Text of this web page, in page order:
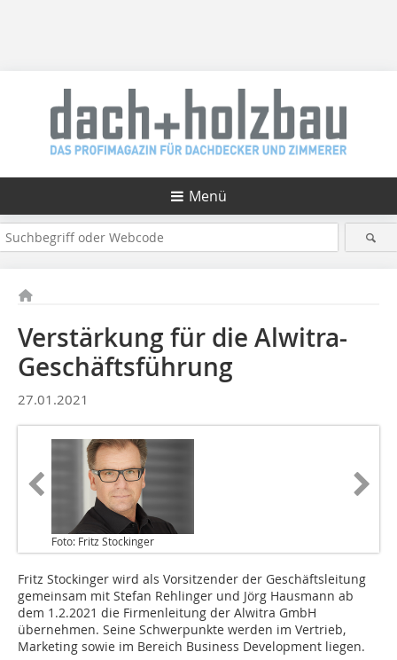
Menü
Verstärkung für die Alwitra-
Geschäftsführung
27.01.2021
Foto: Fritz Stockinger
Fritz Stockinger wird als Vorsitzender der Geschäftsleitung
gemeinsam mit Stefan Rehlinger und Jörg Hausmann ab
dem 1.2.2021 die Firmenleitung der Alwitra GmbH
übernehmen. Seine Schwerpunkte werden im Vertrieb,
Marketing sowie im Bereich Business Development liegen.